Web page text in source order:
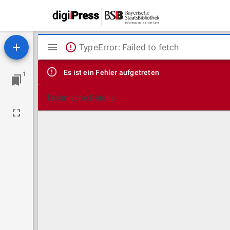
1
Mirador
Viewer
TypeError: Failed to fetch
Es ist ein Fehler aufgetreten
Technische Details